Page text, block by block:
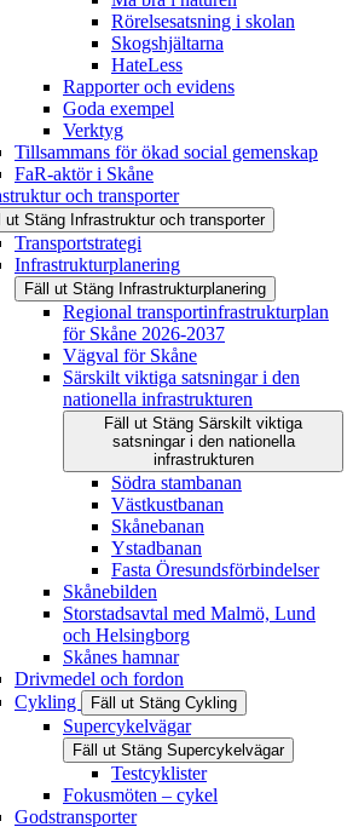
Rörelsesatsning i skolan
Skogshjältarna
HateLess
Rapporter och evidens
Goda exempel
Verktyg
Tillsammans för ökad social gemenskap
FaR-aktör i Skåne
och transporter
ut Stäng Infrastruktur och transporter
Transportstrategi
Infrastrukturplanering
Fäll ut Stäng Infrastrukturplanering
Regional transportinfrastrukturplan
för Skåne 2026-2037
Vägval för Skåne
Särskilt viktiga satsningar i den
nationella infrastrukturen
Fäll ut Stäng Särskilt viktiga
satsningar i den nationella
infrastrukturen
Södra stambanan
Västkustbanan
Skånebanan
Ystadbanan
Fasta Öresundsförbindelser
Skånebilden
Storstadsavtal med Malmö, Lund
och Helsingborg
Skånes hamnar
Drivmedel och fordon
Cykling
Fäll ut Stäng Cykling
Supercykelvägar
Fäll ut Stäng Supercykelvägar
Testcyklister
Fokusmöten – cykel
Godstransporter